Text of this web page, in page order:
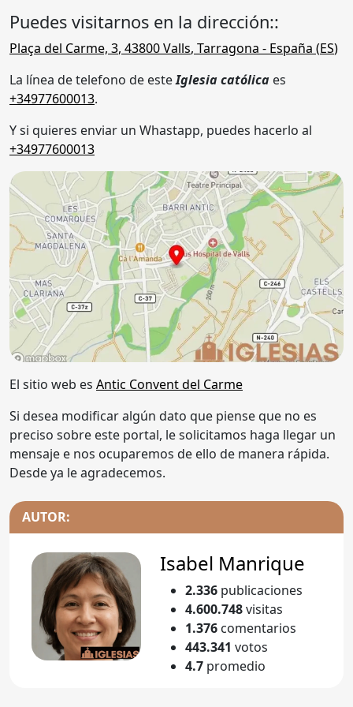
Puedes visitarnos en la dirección::
Plaça del Carme, 3, 43800Valls, Tarragona - España (ES)
La línea de telefono de esteIglesia católica es
+34977600013.
Y si quieres enviar un Whastapp, puedes hacerlo al
+34977600013
El sitio web es Antic Convent del Carme
Si desea modificar algún dato que piense que no es
preciso sobre este portal, le solicitamos haga llegar un
mensaje e nos ocuparemos de ello de manera rápida.
Desde ya le agradecemos.
AUTOR:
Isabel Manrique
2.336 publicaciones
4.600.748visitas
1.376 comentarios
443.341 votos
4.7 promedio